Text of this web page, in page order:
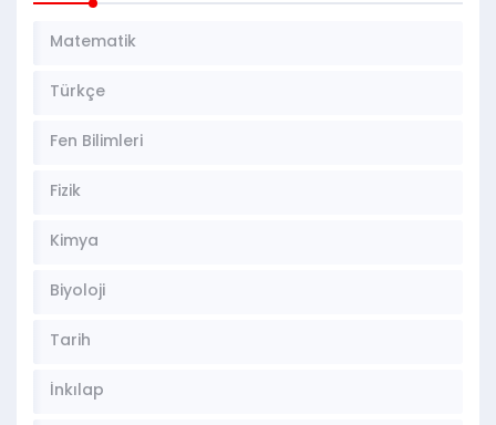
Matematik
Türkçe
Fen Bilimleri
Fizik
Kimya
Biyoloji
Tarih
İnkılap